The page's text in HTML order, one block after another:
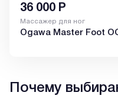
36 000 Р
Массажер для ног
Ogawa Master Foot
Почему